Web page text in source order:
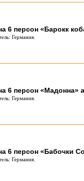
6 персон «Барокк
Германия.
6 персон «Мадонна»
Германия.
6 персон «Бабочки
Германия.